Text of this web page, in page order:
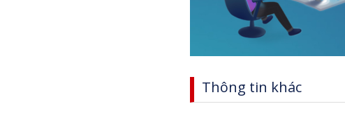
Thông tin khác